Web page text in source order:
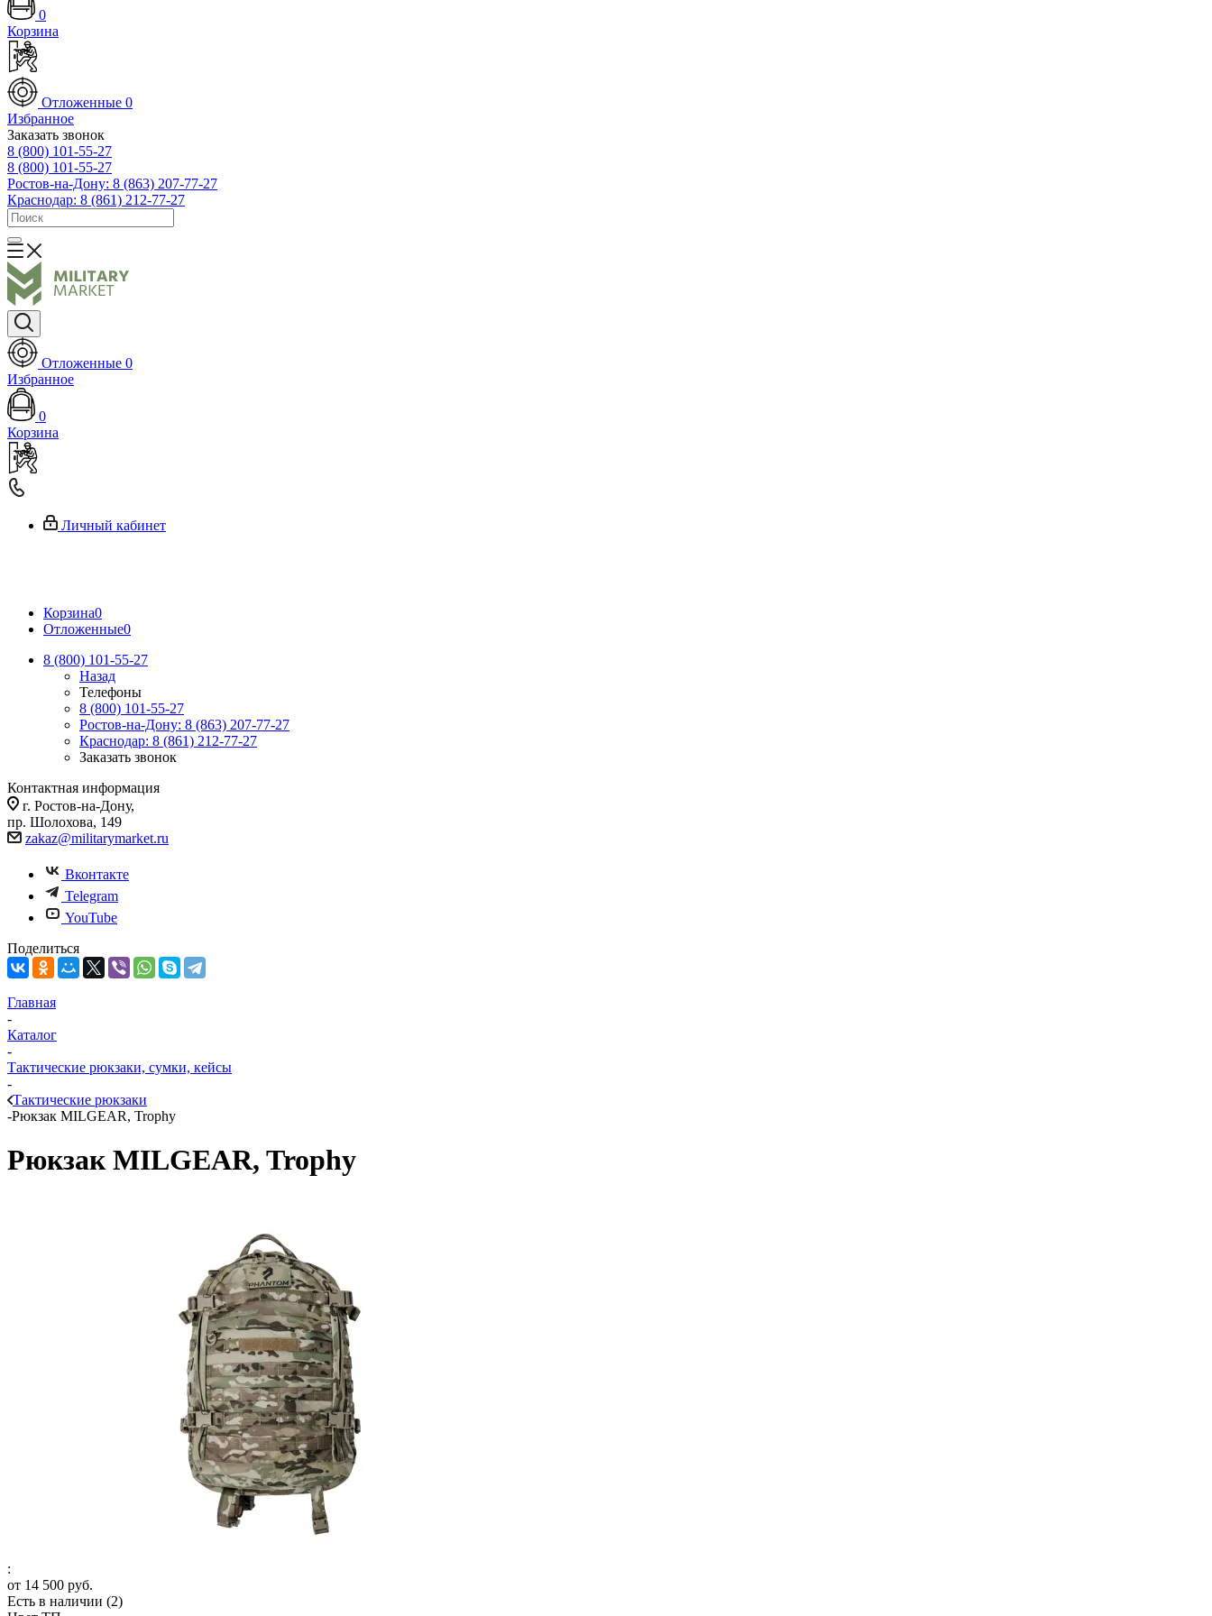
0
Корзина
Отложенные 0
Избранное
Заказать звонок
8 (800) 101-55-27
8 (800) 101-55-27
Ростов-на-Дону: 8 (863) 207-77-27
Краснодар: 8 (861) 212-77-27
Отложенные 0
Избранное
0
Корзина
Личный кабинет
Корзина0
Отложенные0
8 (800) 101-55-27
Назад
Телефоны
8 (800) 101-55-27
Ростов-на-Дону: 8 (863) 207-77-27
Краснодар: 8 (861) 212-77-27
Заказать звонок
Контактная информация
г. Ростов-на-Дону,
пр. Шолохова, 149
zakaz@militarymarket.ru
Вконтакте
Telegram
YouTube
Поделиться
Главная
-
Каталог
-
Тактические рюкзаки, сумки, кейсы
-
Тактические рюкзаки
-Рюкзак MILGEAR, Trophy
Рюкзак MILGEAR, Trophy
:
от 14 500 руб.
Есть в наличии (2)